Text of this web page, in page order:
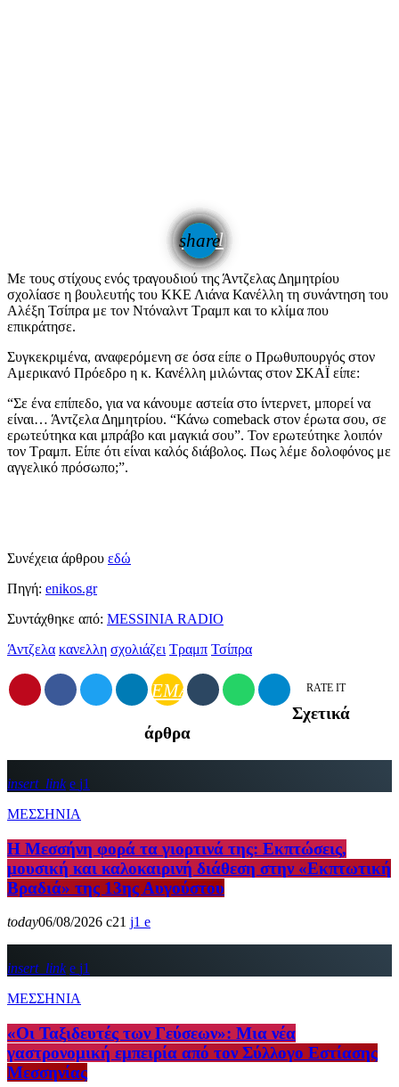
share
email
Με τους στίχους ενός τραγουδιού της Άντζελας Δημητρίου
σχολίασε η βουλευτής του ΚΚΕ Λιάνα Κανέλλη τη συνάντηση του
Αλέξη Τσίπρα με τον Ντόναλντ Τραμπ και το κλίμα που
επικράτησε.
Συγκεκριμένα, αναφερόμενη σε όσα είπε ο Πρωθυπουργός στον
Αμερικανό Πρόεδρο η κ. Κανέλλη μιλώντας στον ΣΚΑΪ είπε:
“Σε ένα επίπεδο, για να κάνουμε αστεία στο ίντερνετ, μπορεί να
είναι… Άντζελα Δημητρίου. “Κάνω comeback στον έρωτα σου, σε
ερωτεύτηκα και μπράβο και μαγκιά σου”. Τον ερωτεύτηκε λοιπόν
τον Τραμπ. Είπε ότι είναι καλός διάβολος. Πως λέμε δολοφόνος με
αγγελικό πρόσωπο;”.
Συνέχεια άρθρου εδώ
Πηγή: enikos.gr
Συντάχθηκε από: MESSINIA RADIO
Άντζελα κανελλη σχολιάζει Τραμπ Τσίπρα
EMAIL RATE IT
Σχετικά
άρθρα
insert_link
1
ΜΕΣΣΗΝΙΑ
Η Μεσσήνη φορά τα γιορτινά της: Εκπτώσεις,
μουσική και καλοκαιρινή διάθεση στην «Εκπτωτική
Βραδιά» της 13ης Αυγούστου
today06/08/2026 21 1
insert_link
1
ΜΕΣΣΗΝΙΑ
«Οι Ταξιδευτές των Γεύσεων»: Μια νέα
γαστρονομική εμπειρία από τον Σύλλογο Εστίασης
Μεσσηνίας